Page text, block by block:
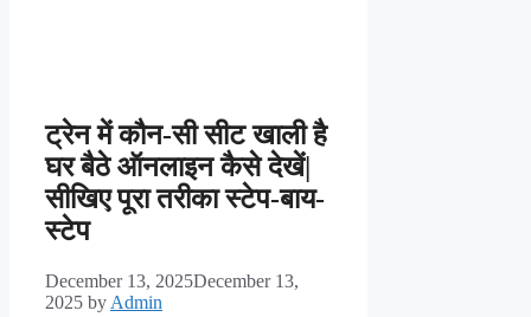
ट्रेन में कौन-सी सीट खाली है
घर बैठे ऑनलाइन कैसे देखें|
सीखिए पूरा तरीका स्टेप-बाय-
स्टेप
December 13, 2025December 13,
2025 by Admin